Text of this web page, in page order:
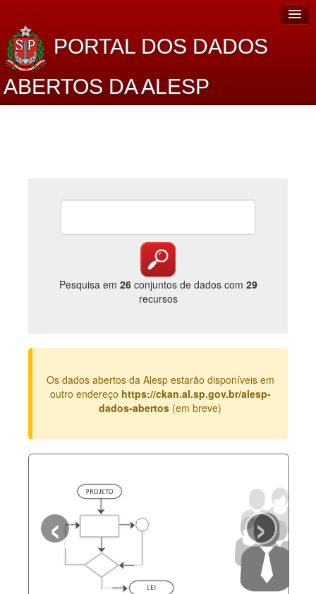
PORTAL DOS DADOS
ABERTOS DA ALESP
Lei de Acesso à Informação
Catálogo de dados
Legislação
Perguntas frequentes
Pesquisa em 26conjuntos de dados com 29
recursos
Os dados abertos da Alesp estarão disponíveis em
outro endereço https://ckan.al.sp.gov.br/alesp-
dados-abertos (em breve)
‹ ›